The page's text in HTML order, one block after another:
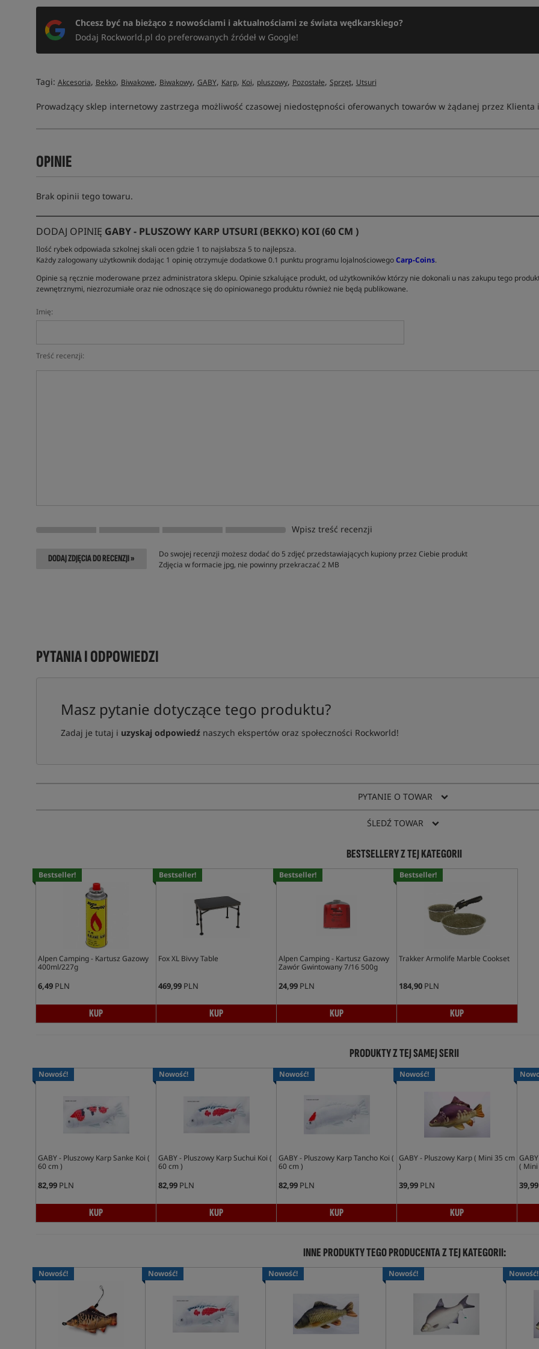
Chcesz być na bieżąco z nowościami i aktualnościami ze świata wędkarskiego?
Dodaj Rockworld.pl do preferowanych źródeł w Google!
Tagi: Akcesoria, Bekko, Biwakowe, Biwakowy, GABY, Karp, Koi, pluszowy, Pozostałe, Sprzęt, Utsuri
Prowadzący sklep internetowy zastrzega możliwość czasowej niedostępności oferowanych towarów w żądanej przez
OPINIE
Brak opinii tego towaru.
DODAJ OPINIĘ GABY - PLUSZOWY KARP UTSURI (BEKKO) KOI (60 CM )
Ilość rybek odpowiada szkolnej skali ocen gdzie 1 to najsłabsza 5 to najlepsza.
Każdy zalogowany użytkownik dodając 1 opinię otrzymuje dodatkowe 0.1 punktu programu lojalnościowegoCarp-Coins.
Opinie są ręcznie moderowane przez administratora sklepu. Opinie szkalujące produkt, od użytkowników którzy nie dokonali u nas zakupu tego
zewnętrznymi, niezrozumiałe oraz nie odnoszące się do opiniowanego produktu również nie będą publikowane.
Imię:
Treść recenzji:
Wpisz treść recenzji
DODAJ ZDJĘCIA DO RECENZJI »
Do swojej recenzji możesz dodać do 5 zdjęć przedstawiających kupiony przez Ciebie produkt
Zdjęcia w formacie jpg, nie powinny przekraczać 2 MB
PYTANIA I ODPOWIEDZI
Masz pytanie dotyczące tego produktu?
Zadaj je tutaj i uzyskaj odpowiedźnaszych ekspertów oraz społeczności Rockworld!
PYTANIE O TOWAR
ŚLEDŹ TOWAR
BESTSELLERY Z TEJ KATEGORII
Bestseller!
Alpen Camping - Kartusz Gazowy
400ml/227g
6,49PLN
KUP
Bestseller!
Fox XL Bivvy Table
469,99PLN
KUP
Bestseller!
Alpen Camping - Kartusz Gazowy
Zawór Gwintowany 7/16 500g
24,99PLN
KUP
Bestseller!
Trakker Armolife Marble Cookset
184,90PLN
KUP
PRODUKTY Z TEJ SAMEJ SERII
Nowość!
GABY - Pluszowy Karp Sanke Koi (
60 cm )
82,99PLN
KUP
Nowość!
GABY - Pluszowy Karp Suchui Koi (
60 cm )
82,99PLN
KUP
Nowość!
GABY - Pluszowy Karp Tancho Koi (
60 cm )
82,99PLN
KUP
Nowość!
GABY - Pluszowy Karp ( Mini 35 cm
)
39,99PLN
KUP
(
39,99
INNE PRODUKTY TEGO PRODUCENTA Z TEJ KATEGORII:
Nowość! Nowość! Nowość! Nowość! Nowość!